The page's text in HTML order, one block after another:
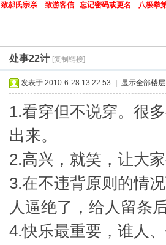
致郝氏宗亲 致游客信 忘记密码或更名 八极拳
处事22计 [复制链接]
发表于 2010-6-28 13:22:53 显示全部楼层
1.看穿但不说穿。很
出来。
2.高兴，就笑，让大
3.在不违背原则的情
人逼绝了，给人留
4.快乐最重要，谁人